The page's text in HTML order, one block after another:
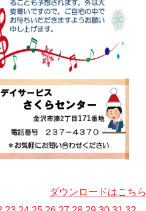
ダウンロードはこちら